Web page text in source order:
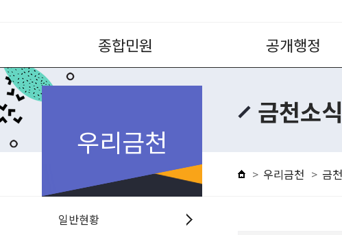
종합민원 공개행정
우리금천
일반현황
금천소식
우리금천 금